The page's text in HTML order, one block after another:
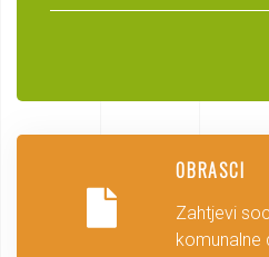
OBRASCI
Zahtjevi
komunalne